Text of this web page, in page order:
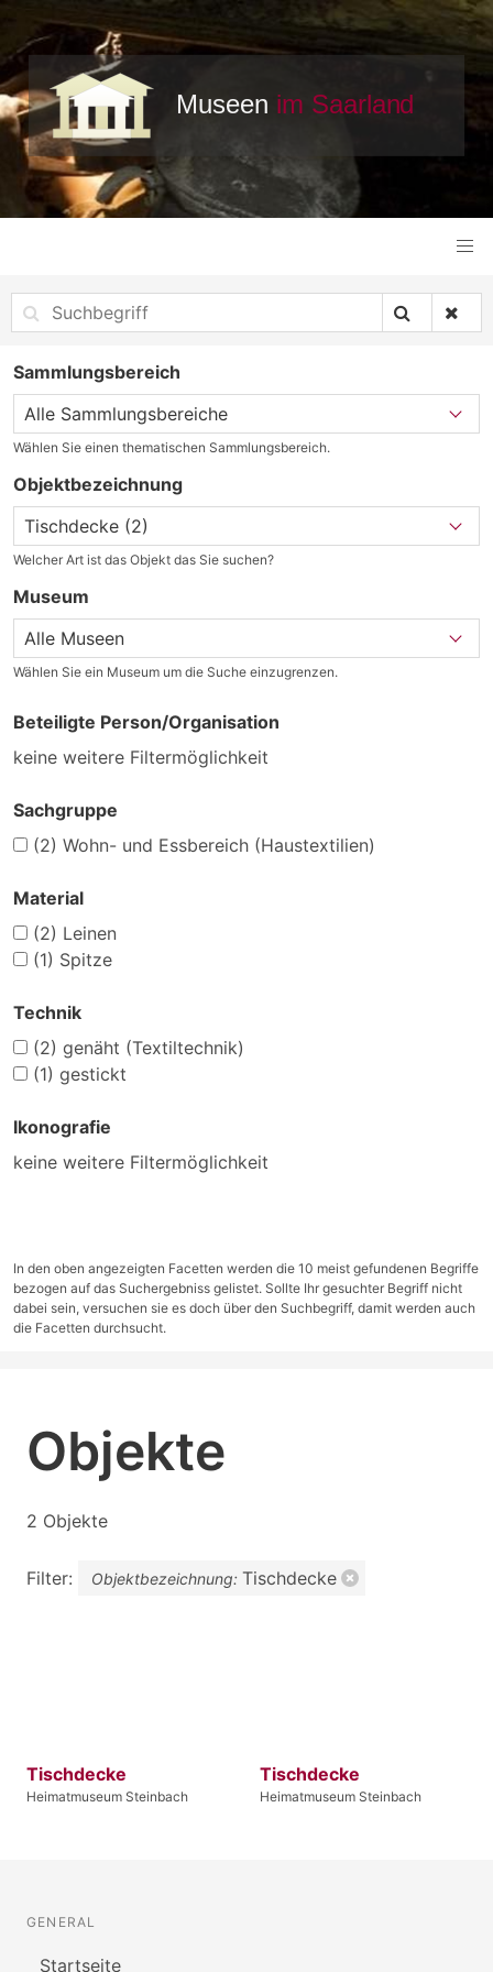
Sammlungsbereich
Wählen Sie einen thematischen Sammlungsbereich.
Objektbezeichnung
Welcher Art ist das Objekt das Sie suchen?
Museum
Wählen Sie ein Museum um die Suche einzugrenzen.
Beteiligte Person/Organisation
keine weitere Filtermöglichkeit
Sachgruppe
(2) Wohn- und Essbereich (Haustextilien)
Material
(2) Leinen
(1) Spitze
Technik
(2) genäht (Textiltechnik)
(1) gestickt
Ikonografie
keine weitere Filtermöglichkeit
In den oben angezeigten Facetten werden die 10 meist gefundenen Begriffe
bezogen auf das Suchergebniss gelistet. Sollte Ihr gesuchter Begriff nicht
dabei sein, versuchen sie es doch über den Suchbegriff, damit werden auch
die Facetten durchsucht.
Objekte
2 Objekte
Filter: Objektbezeichnung: Tischdecke
Tischdecke
Heimatmuseum Steinbach
Tischdecke
Heimatmuseum Steinbach
GENERAL
Startseite